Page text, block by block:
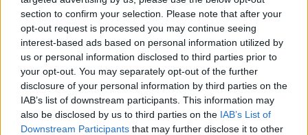
section to confirm your selection. Please note that after your
opt-out request is processed you may continue seeing
interest-based ads based on personal information utilized by
us or personal information disclosed to third parties prior to
your opt-out. You may separately opt-out of the further
disclosure of your personal information by third parties on the
IAB’s list of downstream participants. This information may
also be disclosed by us to third parties on the IAB’s List of
Downstream Participants that may further disclose it to other
Το πολύπλοκο mix & match της Patricia